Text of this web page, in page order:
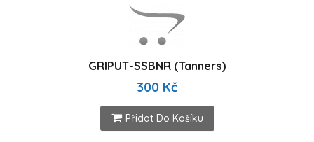
GRIPUT-SSBNR (Tanners)
300 Kč
Přidat Do Košíku